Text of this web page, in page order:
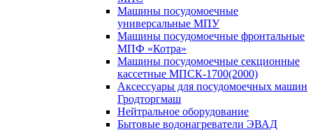
Машины посудомоечные
универсальные МПУ
Машины посудомоечные фронтальные
МПФ «Котра»
Машины посудомоечные секционные
кассетные МПСК-1700(2000)
Аксессуары для посудомоечных машин
Гродторгмаш
Нейтральное оборудование
Бытовые водонагреватели ЭВАД